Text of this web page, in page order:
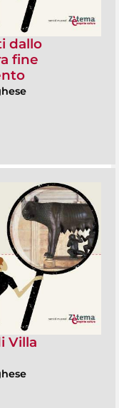
dallo
fine
Villa